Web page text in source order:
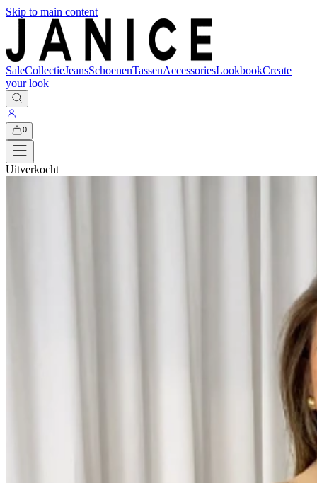
Skip to main content
SaleCollectieJeansSchoenenTassenAccessoriesLookbookCreate
your look
0
Uitverkocht